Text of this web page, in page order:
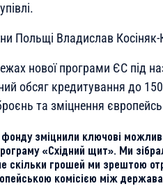
Польщі Владислав
нової програми ЄС під
обсяг кредитування до
та зміцнення
зміцнили ключові
«Східний щит». Ми
скільки грошей ми зрештою
комісією між